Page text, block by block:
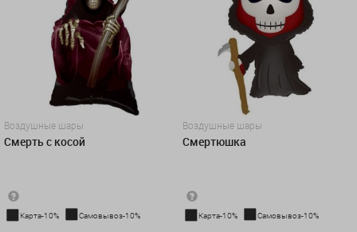
Воздушные шары
Смерть с косой
Карта-10% Самовывоз-10%
Воздушные шары
Смертюшка
Карта-10% Самовывоз-10%